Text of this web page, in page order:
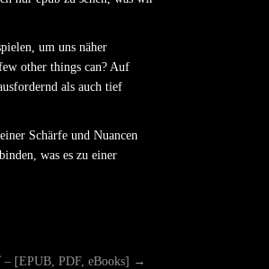
um uns näher
other things can? Auf
als auch tief
Schärfe und Nuancen
was es zu einer
– [EPUB, PDF, eBooks] →